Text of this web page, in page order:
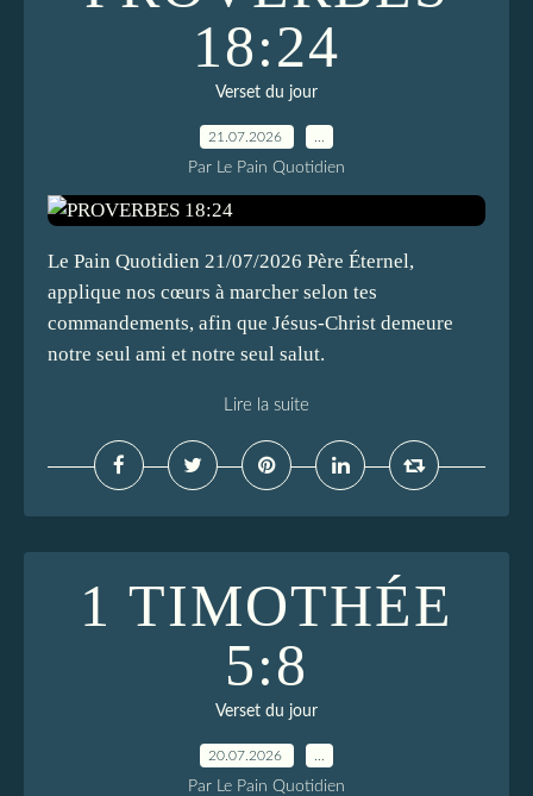
18:24
Verset du jour
21.07.2026
Par Le Pain Quotidien
Le Pain Quotidien 21/07/2026 Père Éternel,
applique nos cœurs à marcher selon tes
commandements, afin que Jésus-Christ demeure
notre seul ami et notre seul salut.
Lire la suite
1 TIMOTHÉE
5:8
Verset du jour
20.07.2026
Par Le Pain Quotidien